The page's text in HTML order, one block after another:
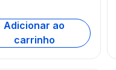
Adicionar ao
carrinho